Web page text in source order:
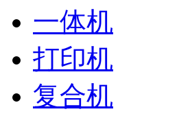
一体机
打印机
复合机